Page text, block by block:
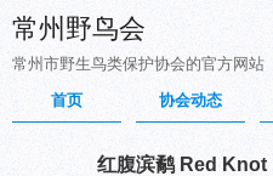
常州野鸟会
常州市野生鸟类保护协会的官方网站
首页
协会动态
红腹滨鹬 Red Knot